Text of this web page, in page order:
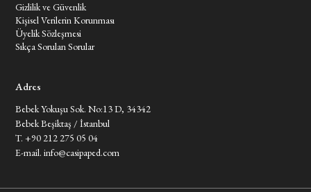
Gizlilik ve Güvenlik
Kişisel Verilerin Korunması
Üyelik Sözleşmesi
Sıkça Sorulan Sorular
Adres
Bebek Yokuşu Sok. No:13 D, 34342
Bebek Beşiktaş / İstanbul
T. +90 212 275 05 04
E-mail.info@casipaped.com